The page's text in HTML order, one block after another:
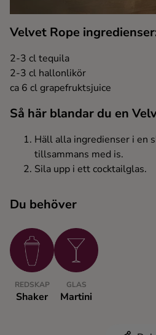
Whisky
Ingredienser
Velvet Rope
2-3 cl tequila
2-3 cl hallonlikör
ca 6 cl grapefruktsjuice
Så här blandar du en
Häll alla ingredienser i en
tillsammans med is.
Sila upp i ett cocktailglas.
Du behöver
REDSKAP
Shaker
GLAS
Martini